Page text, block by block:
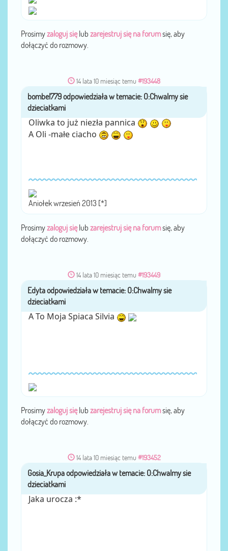
Prosimyzaloguj sięlub zarejestruj się na forumsię, aby
dołączyć do rozmowy.
14 lata 10 miesiąc temu #193448
przezbombel779
Oliwka to już niezła pannica
A Oli -małe ciacho
Aniołek wrzesień 2013 [*]
Prosimyzaloguj sięlub zarejestruj się na forumsię, aby
dołączyć do rozmowy.
14 lata 10 miesiąc temu #193449
przezEdyta
A To Moja Spiaca Silvia
Prosimyzaloguj sięlub zarejestruj się na forumsię, aby
dołączyć do rozmowy.
14 lata 10 miesiąc temu #193452
przezGosia_Krupa
Jaka urocza :*